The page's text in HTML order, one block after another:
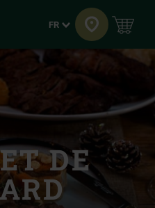
Langue
FR
DE